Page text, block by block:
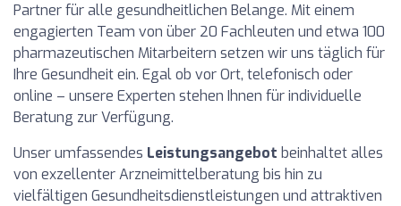
Partner für alle gesundheitlichen Belange. Mit einem
engagierten Team von über 20 Fachleuten und etwa 100
pharmazeutischen Mitarbeitern setzen wir uns täglich für
Ihre Gesundheit ein. Egal ob vor Ort, telefonisch oder
online – unsere Experten stehen Ihnen für individuelle
Beratung zur Verfügung.
Unser umfassendes Leistungsangebot beinhaltet alles
von exzellenter Arzneimittelberatung bis hin zu
vielfältigen Gesundheitsdienstleistungen und attraktiven